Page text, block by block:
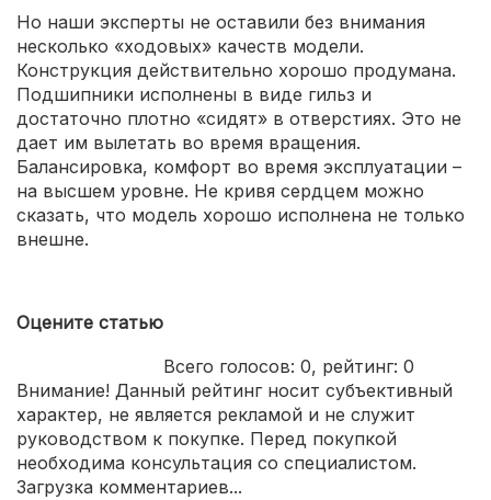
Но наши эксперты не оставили без внимания
несколько «ходовых» качеств модели.
Конструкция действительно хорошо продумана.
Подшипники исполнены в виде гильз и
достаточно плотно «сидят» в отверстиях. Это не
дает им вылетать во время вращения.
Балансировка, комфорт во время эксплуатации –
на высшем уровне. Не кривя сердцем можно
сказать, что модель хорошо исполнена не только
внешне.
Оцените статью
Всего голосов: 0, рейтинг: 0
Внимание! Данный рейтинг носит субъективный
характер, не является рекламой и не служит
руководством к покупке. Перед покупкой
необходима консультация со специалистом.
Загрузка комментариев...